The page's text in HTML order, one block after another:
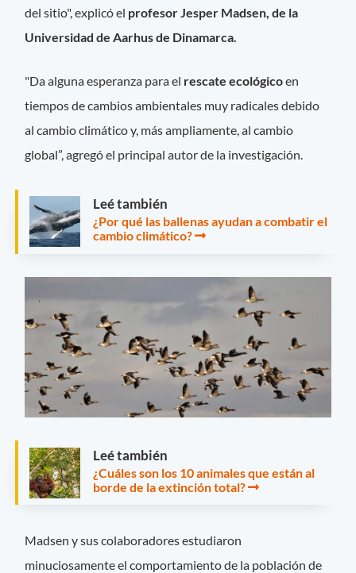
del sitio", explicó el profesor Jesper Madsen, de la
Universidad de Aarhus de Dinamarca.
"Da alguna esperanza para el rescate ecológicoen
tiempos de cambios ambientales muy radicales debido
al cambio climático y, más ampliamente, al cambio
global”, agregó el principal autor de la investigación.
Leé también
¿Por qué las ballenas ayudan a combatir el
cambio climático?
Leé también
¿Cuáles son los 10 animales que están al
borde de la extinción total?
Madsen y sus colaboradores estudiaron
minuciosamente el comportamiento de la población de